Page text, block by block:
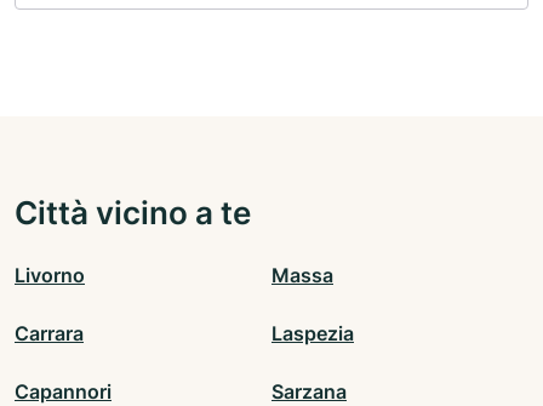
Città vicino a te
Livorno Massa
Carrara Laspezia
Capannori Sarzana